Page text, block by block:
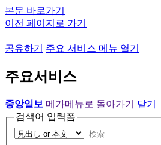
본문 바로가기
이전 페이지로 가기
공유하기 주요 서비스 메뉴 열기
주요서비스
중앙일보 메가메뉴로 돌아가기
닫기
검색어 입력폼